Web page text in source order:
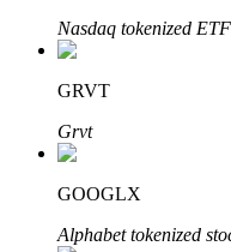
Bitrue
Nasdaq tokenized
GRVT
Grvt
GOOGLX
Alphabet tokenized